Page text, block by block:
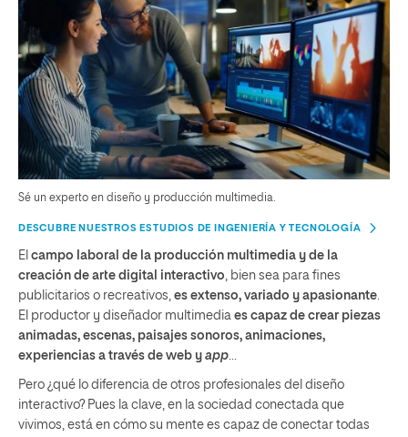
Sé un experto en diseño y producción multimedia.
DESCUBRE NUESTROS ESTUDIOS DE INGENIERÍA Y TECNOLOGÍA
El campo laboral de la producción multimedia y de la
creación de arte digital interactivo , bien sea para fines
publicitarios o recreativos, es extenso, variado y apasionante
El productor y diseñador multimedia es capaz de crear piezas
animadas, escenas, paisajes sonoros, animaciones,
experiencias a través de web y app
Pero ¿qué lo diferencia de otros profesionales del diseño
interactivo? Pues la clave, en la sociedad conectada que
vivimos, está en cómo su mente es capaz de conectar todas